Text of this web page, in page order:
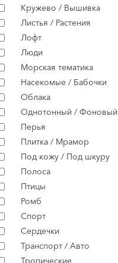
Кружево / Вышивка
Листья / Растения
Лофт
Люди
Морская тематика
Насекомые / Бабочки
Облака
Однотонный / Фоновый
Перья
Плитка / Мрамор
Под кожу / Под шкуру
Полоса
Птицы
Ромб
Спорт
Сердечки
Транспорт / Авто
Тропические